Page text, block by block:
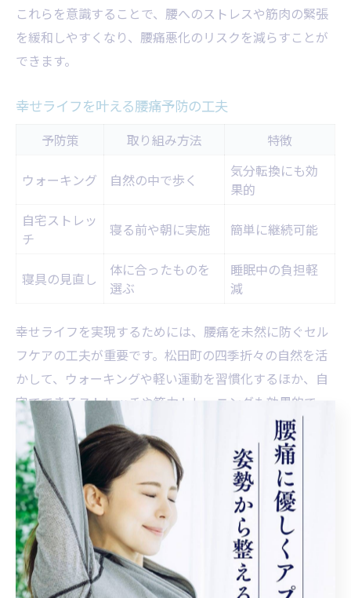
これらを意識することで、腰へのストレスや筋肉の緊張
を緩和しやすくなり、腰痛悪化のリスクを減らすことが
できます。
幸せライフを叶える腰痛予防の工夫
予防策 取り組み方法 特徴
ウォーキング 自然の中で歩く
気分転換にも効
果的
自宅ストレッ
チ
寝る前や朝に実施 簡単に継続可能
寝具の見直し
体に合ったものを
選ぶ
睡眠中の負担軽
減
幸せライフを実現するためには、腰痛を未然に防ぐセル
フケアの工夫が重要です。松田町の四季折々の自然を活
かして、ウォーキングや軽い運動を習慣化するほか、自
宅でできるストレッチや筋力トレーニングも効果的で
す。毎日の小さな積み重ねが、腰痛のない快適な生活へ
とつながります。
また、睡眠時の寝具の見直しや、入浴による身体のリラ
ックスも腰痛予防に役立ちます。自分の生活リズムに合
った予防策を取り入れることで、腰痛の発症リスクを下
げ、笑顔あふれる毎日を送るための基盤を整えることが
できます。